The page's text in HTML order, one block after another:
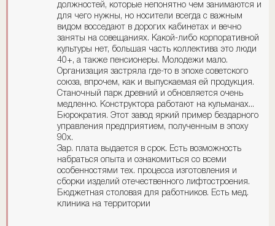
должностей, которые непонятно чем занимаются и
для чего нужны, но носители всегда с важным
видом восседают в дорогих кабинетах и вечно
заняты на совещаниях. Какой-либо корпоративной
культуры нет, большая часть коллектива это люди
40+, а также пенсионеры. Молодежи мало.
Организация застряла где-то в эпохе советского
союза, впрочем, как и выпускаемая ей продукция.
Станочный парк древний и обновляется очень
медленно. Конструктора работают на кульманах...
Бюрократия. Этот завод яркий пример бездарного
управления предприятием, полученным в эпоху
90х.
Зар. плата выдается в срок. Есть возможность
набраться опыта и ознакомиться со всеми
особенностями тех. процесса изготовления и
сборки изделий отечественного лифтостроения.
Бюджетная столовая для работников. Есть мед.
клиника на территории